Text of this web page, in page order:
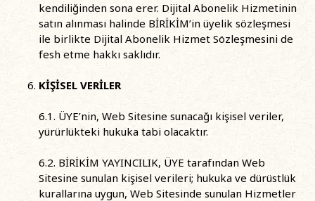
kendiliğinden sona erer. Dijital Abonelik Hizmetinin
satın alınması halinde BİRİKİM’in üyelik sözleşmesi
ile birlikte Dijital Abonelik Hizmet Sözleşmesini de
fesh etme hakkı saklıdır.
KİŞİSEL VERİLER
6.1. ÜYE’nin, Web Sitesine sunacağı kişisel veriler,
yürürlükteki hukuka tabi olacaktır.
6.2. BİRİKİM YAYINCILIK, ÜYE tarafından Web
Sitesine sunulan kişisel verileri; hukuka ve dürüstlük
kurallarına uygun, Web Sitesinde sunulan Hizmetler